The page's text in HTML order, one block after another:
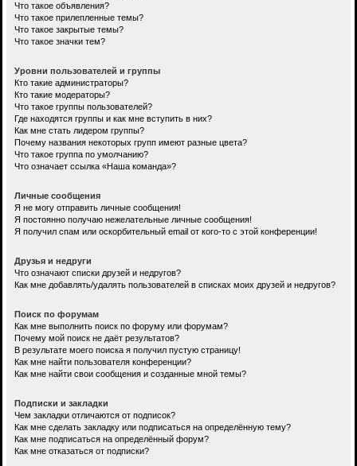
Что такое объявления?
Что такое прилепленные темы?
Что такое закрытые темы?
Что такое значки тем?
Уровни пользователей и группы
Кто такие администраторы?
Кто такие модераторы?
Что такое группы пользователей?
Где находятся группы и как мне вступить в них?
Как мне стать лидером группы?
Почему названия некоторых групп имеют разные цвета?
Что такое группа по умолчанию?
Что означает ссылка «Наша команда»?
Личные сообщения
Я не могу отправить личные сообщения!
Я постоянно получаю нежелательные личные сообщения!
Я получил спам или оскорбительный email от кого-то с этой конференции!
Друзья и недруги
Что означают списки друзей и недругов?
Как мне добавлять/удалять пользователей в списках моих друзей и недругов?
Поиск по форумам
Как мне выполнить поиск по форуму или форумам?
Почему мой поиск не даёт результатов?
В результате моего поиска я получил пустую страницу!
Как мне найти пользователя конференции?
Как мне найти свои сообщения и созданные мной темы?
Подписки и закладки
Чем закладки отличаются от подписок?
Как мне сделать закладку или подписаться на определённую тему?
Как мне подписаться на определённый форум?
Как мне отказаться от подписки?